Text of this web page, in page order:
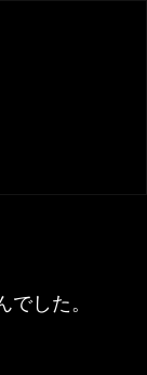
した。